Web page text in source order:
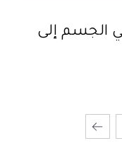
الجسم إلى